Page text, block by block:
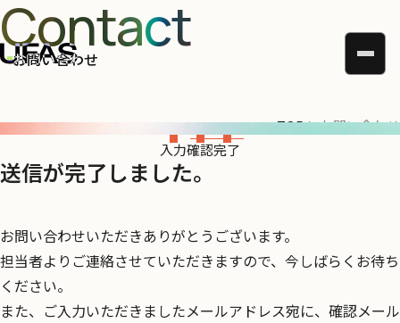
Contact
お問い合わせ
TOP
お問い合わせ
入力確認完了
送信が完了しました。
お問い合わせいただきありがとうございます。
担当者よりご連絡させていただきますので、今しばらくお待ち
ください。
また、ご入力いただきましたメールアドレス宛に、確認メール